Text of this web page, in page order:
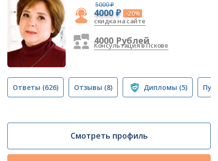
5000 ₽
4000 ₽ -20%
скидка на сайте
4000 Рублей
Консультация в Пскове
Ответы (626) Отзывы (8) Дипломы (5)
Смотреть профиль